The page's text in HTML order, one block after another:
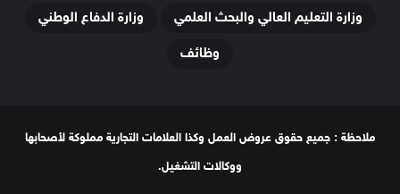
وزارة التعليم العالي والبحث العلمي
وزارة الدفاع الوطني
وظائف
ملاحظة : جميع حقوق عروض العمل وكذا العلامات التجارية مملوكة لأصحابها
ووكالات التشغيل.